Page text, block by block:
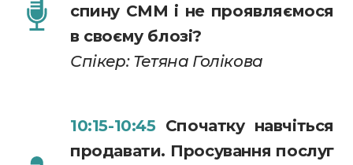
спину СММ і не проявляємося
в своєму блозі?
Спікер: Тетяна Голікова
10:15-10:45Спочатку навчіться
продавати. Просування послуг